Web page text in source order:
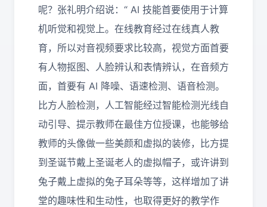
呢？张礼明介绍说：“ AI 技能首要使用于计算
机听觉和视觉上。在线教育经过在线真人教
育，所以对音视频要求比较高，视觉方面首要
有人物抠图、人脸辨认和表情辨认，在音频方
面，首要有 AI 降噪、语速检测、语音检测。
比方人脸检测，人工智能经过智能检测光线自
动引导、提示教师在最佳方位授课，也能够给
教师的头像做一些美颜和虚拟的装修，比方提
到圣诞节戴上圣诞老人的虚拟帽子，或许讲到
兔子戴上虚拟的兔子耳朵等等，这样增加了讲
堂的趣味性和生动性，也取得更好的教学作